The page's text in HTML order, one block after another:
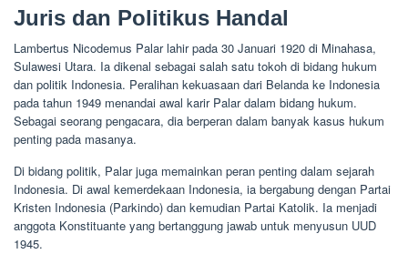
Juris dan Politikus Handal
Lambertus Nicodemus Palar lahir pada 30 Januari 1920 di Minahasa,
Sulawesi Utara. Ia dikenal sebagai salah satu tokoh di bidang hukum
dan politik Indonesia. Peralihan kekuasaan dari Belanda ke Indonesia
pada tahun 1949 menandai awal karir Palar dalam bidang hukum.
Sebagai seorang pengacara, dia berperan dalam banyak kasus hukum
penting pada masanya.
Di bidang politik, Palar juga memainkan peran penting dalam sejarah
Indonesia. Di awal kemerdekaan Indonesia, ia bergabung dengan Partai
Kristen Indonesia (Parkindo) dan kemudian Partai Katolik. Ia menjadi
anggota Konstituante yang bertanggung jawab untuk menyusun UUD
1945.